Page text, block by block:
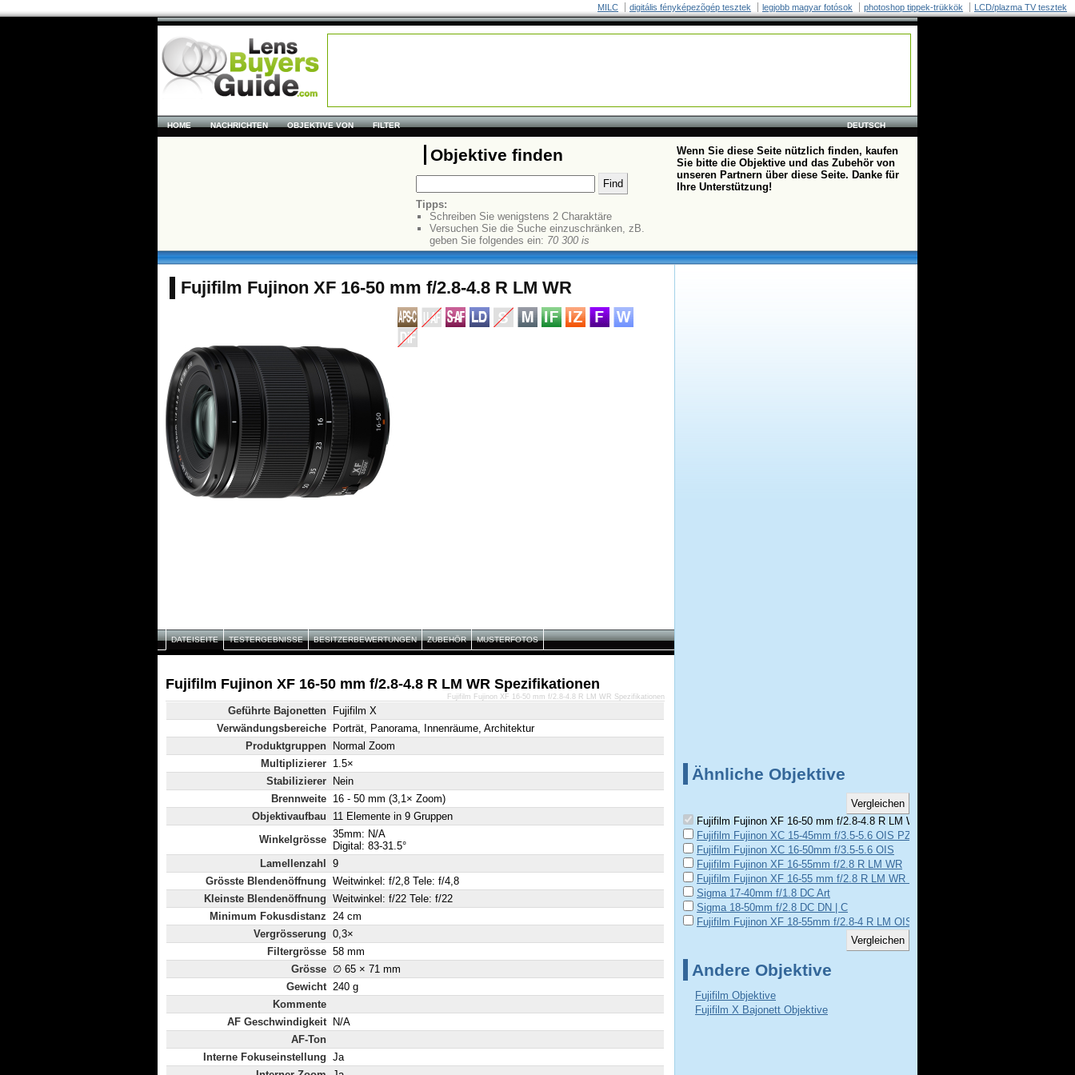
MILC digitális fényképezõgép tesztek legjobb magyar fotósok photoshop tippek-trükkök LCD/plazma TV tesztek
DEUTSCH
HOME NACHRICHTEN OBJEKTIVE VON FILTER
Objektive finden
Tipps:
Schreiben Sie wenigstens 2 Charaktäre
Versuchen Sie die Suche einzuschränken, zB.
geben Sie folgendes ein: 70 300 is
Wenn Sie diese Seite nützlich finden, kaufen
Sie bitte die Objektive und das Zubehör von
unseren Partnern über diese Seite. Danke für
Ihre Unterstützung!
Fujifilm Fujinon XF 16-50 mm f/2.8-4.8 R LM WR
DATEISEITE TESTERGEBNISSE BESITZERBEWERTUNGEN ZUBEHÖR MUSTERFOTOS
Fujifilm Fujinon XF 16-50 mm f/2.8-4.8 R LM WR Spezifikationen
Geführte Bajonetten
Fujifilm X
Verwändungsbereiche
Porträt, Panorama, Innenräume, Architektur
Produktgruppen
Normal Zoom
Multiplizierer 1.5×
Stabilizierer
Nein
Brennweite 16 - 50 mm (3,1× Zoom)
Objektivaufbau
11 Elemente in 9 Gruppen
Winkelgrösse 35mm: N/A
Digital: 83-31.5°
Lamellenzahl
9
Grösste Blendenöffnung Weitwinkel: f/2,8 Tele: f/4,8
Kleinste Blendenöffnung Weitwinkel: f/22 Tele: f/22
Minimum Fokusdistanz 24 cm
Vergrösserung 0,3×
Filtergrösse 58 mm
Grösse ∅ 65 × 71 mm
Gewicht 240 g
Kommente
AF Geschwindigkeit
N/A
AF-Ton
Interne Fokuseinstellung Ja
Fujifilm Fujinon XF 16-50 mm f/2.8-4.8 R LM WR Spezifikationen
Ähnliche Objektive
Fujifilm Fujinon XF 16-50 mm f/2.8-4.8 R LM WR
Fujifilm Fujinon XC 15-45mm f/3.5-5.6 OIS PZ
Fujifilm Fujinon XC 16-50mm f/3.5-5.6 OIS
Fujifilm Fujinon XF 16-55mm f/2.8 R LM WR
Fujifilm Fujinon XF 16-55 mm f/2.8 R LM WR II
Sigma 17-40mm f/1.8 DC Art
Sigma 18-50mm f/2.8 DC DN | C
Fujifilm Fujinon XF 18-55mm f/2.8-4 R LM OIS
Andere Objektive
Fujifilm Objektive
Fujifilm X Bajonett Objektive